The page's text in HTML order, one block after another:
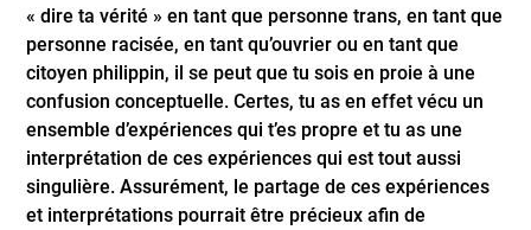
« dire ta vérité » en tant que personne trans, en tant que
personne racisée, en tant qu’ouvrier ou en tant que
citoyen philippin, il se peut que tu sois en proie à une
confusion conceptuelle. Certes, tu as en effet vécu un
ensemble d’expériences qui t’es propre et tu as une
interprétation de ces expériences qui est tout aussi
singulière. Assurément, le partage de ces expériences
et interprétations pourrait être précieux afin de